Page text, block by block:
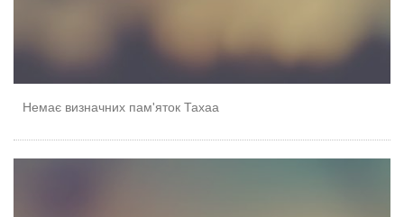
Немає визначних пам'яток Тахаа